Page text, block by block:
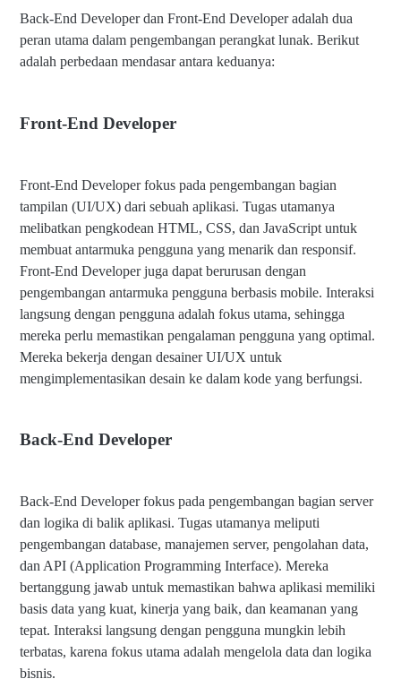
Apakah MacOS Cocok untuk Back End Developer?
1. Lingkungan Pengembangan yang Kuat dan Stabil
Penutup
Back-End Developer dan Front-End Developer adalah dua
peran utama dalam pengembangan perangkat lunak. Berikut
adalah perbedaan mendasar antara keduanya:
Front-End Developer
Front-End Developer fokus pada pengembangan bagian
tampilan (UI/UX) dari sebuah aplikasi. Tugas utamanya
melibatkan pengkodean HTML, CSS, dan JavaScript untuk
membuat antarmuka pengguna yang menarik dan responsif.
Front-End Developer juga dapat berurusan dengan
pengembangan antarmuka pengguna berbasis mobile. Interaksi
langsung dengan pengguna adalah fokus utama, sehingga
mereka perlu memastikan pengalaman pengguna yang optimal.
Mereka bekerja dengan desainer UI/UX untuk
mengimplementasikan desain ke dalam kode yang berfungsi.
Back-End Developer
Back-End Developer fokus pada pengembangan bagian server
dan logika di balik aplikasi. Tugas utamanya meliputi
pengembangan database, manajemen server, pengolahan data,
dan API (Application Programming Interface). Mereka
bertanggung jawab untuk memastikan bahwa aplikasi memiliki
basis data yang kuat, kinerja yang baik, dan keamanan yang
tepat. Interaksi langsung dengan pengguna mungkin lebih
terbatas, karena fokus utama adalah mengelola data dan logika
bisnis.